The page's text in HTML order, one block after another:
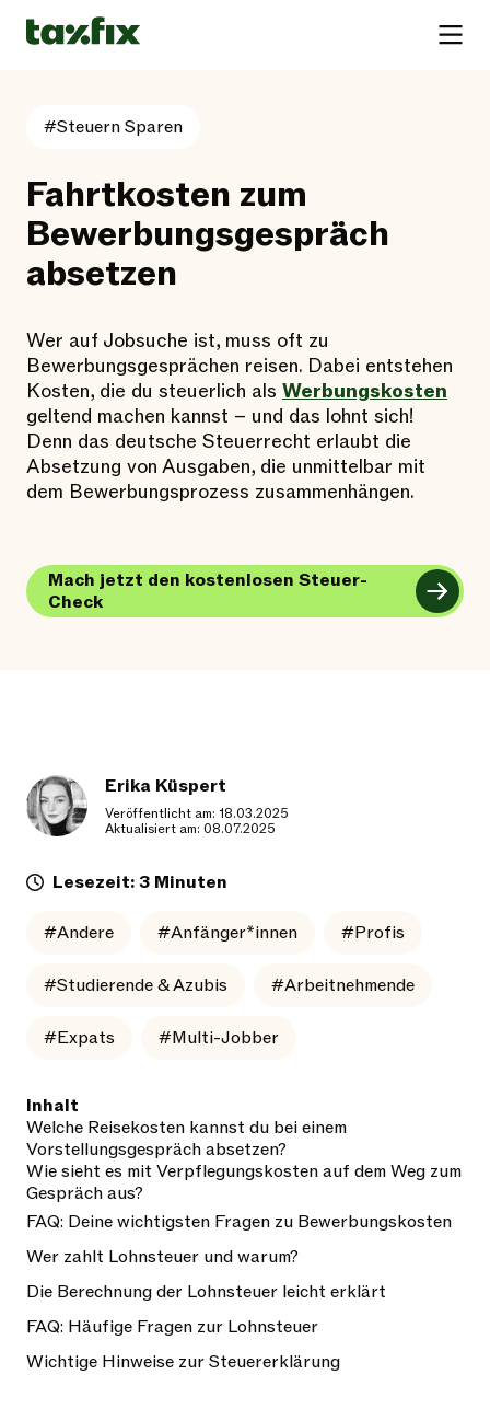
#Steuern Sparen
Fahrtkosten zum
Bewerbungsgespräch
absetzen
Wer auf Jobsuche ist, muss oft zu
Bewerbungsgesprächen reisen. Dabei entstehen
Kosten, die du steuerlich als Werbungskosten
geltend machen kannst – und das lohnt sich!
Denn das deutsche Steuerrecht erlaubt die
Absetzung von Ausgaben, die unmittelbar mit
dem Bewerbungsprozess zusammenhängen.
Mach jetzt den kostenlosen Steuer-
Check
Erika Küspert
Veröffentlicht am: 18.03.2025
Aktualisiert am: 08.07.2025
Lesezeit: 3 Minuten
#Andere #Anfänger*innen #Profis
#Studierende & Azubis #Arbeitnehmende
#Expats #Multi-Jobber
Inhalt
Welche Reisekosten kannst du bei einem
Vorstellungsgespräch absetzen?
Wie sieht es mit Verpflegungskosten auf dem Weg zum
Gespräch aus?
FAQ: Deine wichtigsten Fragen zu Bewerbungskosten
Wer zahlt Lohnsteuer und warum?
Die Berechnung der Lohnsteuer leicht erklärt
FAQ: Häufige Fragen zur Lohnsteuer
Wichtige Hinweise zur Steuererklärung